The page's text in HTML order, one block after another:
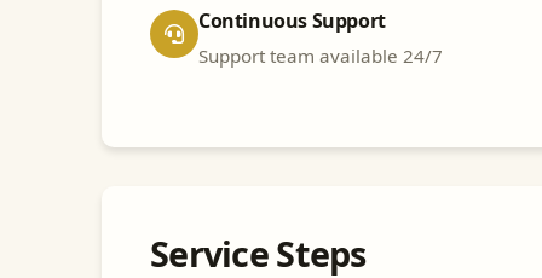
Continuous Support
Support team available 24/7
Service Steps